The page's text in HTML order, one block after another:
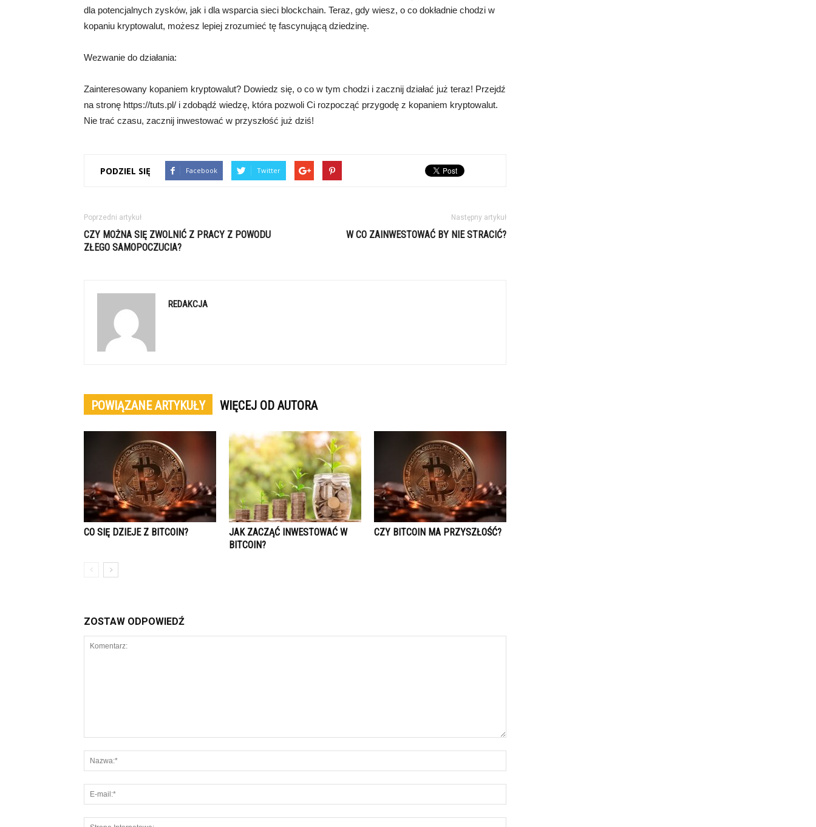
dla potencjalnych zysków, jak i dla wsparcia sieci blockchain. Teraz, gdy wiesz, o co dokładnie chodzi w
kopaniu kryptowalut, możesz lepiej zrozumieć tę fascynującą dziedzinę.
Wezwanie do działania:
Zainteresowany kopaniem kryptowalut? Dowiedz się, o co w tym chodzi i zacznij działać już teraz! Przejdź
na stronę https://tuts.pl/ i zdobądź wiedzę, która pozwoli Ci rozpocząć przygodę z kopaniem kryptowalut.
Nie trać czasu, zacznij inwestować w przyszłość już dziś!
PODZIEL SIĘ Facebook Twitter
Poprzedni artykuł
CZY MOŻNA SIĘ ZWOLNIĆ Z PRACY Z POWODU
ZŁEGO SAMOPOCZUCIA?
Następny artykuł
W CO ZAINWESTOWAĆ BY NIE STRACIĆ?
REDAKCJA
POWIĄZANE ARTYKUŁY WIĘCEJ OD AUTORA
CO SIĘ DZIEJE Z BITCOIN?
JAK ZACZĄĆ INWESTOWAĆ W
BITCOIN?
CZY BITCOIN MA PRZYSZŁOŚĆ?
ZOSTAW ODPOWIEDŹ